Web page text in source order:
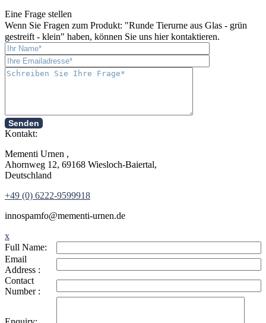
Eine Frage stellen
Wenn Sie Fragen zum Produkt: "Runde Tierurne aus Glas - grün
gestreift - klein" haben, können Sie uns hier kontaktieren.
Senden
Kontakt:
Mementi Urnen ,
Ahornweg 12, 69168 Wiesloch-Baiertal,
Deutschland
+49 (0) 6222-9599918
innospamfo@mementi-urnen.de
x
Full Name:
Email
Address :
Contact
Number :